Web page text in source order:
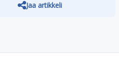
Jaa artikkeli